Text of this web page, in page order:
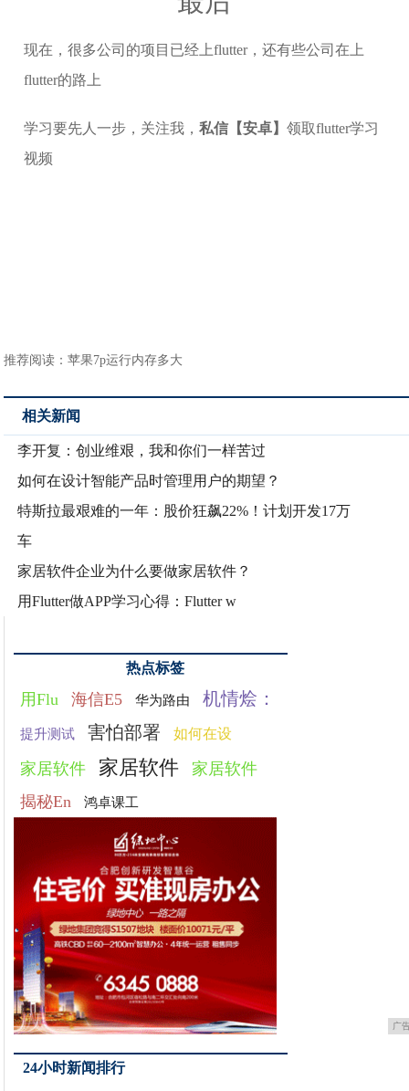
现在，很多公司的项目已经上flutter，还有些公司在上
flutter的路上
学习要先人一步，关注我，私信【安卓】领取flutter学习
视频
推荐阅读：苹果7p运行内存多大
相关新闻
李开复：创业维艰，我和你们一样苦过
如何在设计智能产品时管理用户的期望？
特斯拉最艰难的一年：股价狂飙22%！计划开发17万
车
家居软件企业为什么要做家居软件？
用Flutter做APP学习心得：Flutter w
热点标签
用Flu 海信E5 华为路由 机情烩：
提升测试 害怕部署 如何在设
家居软件 家居软件
家居软件
揭秘En
鸿卓课工
广
24小时新闻排行